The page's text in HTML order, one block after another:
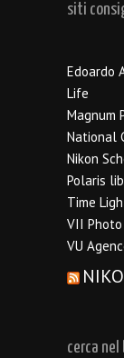
siti
Edoardo
Life
Magnum
National
Nikon
Polaris
Time
VII Photo
VU
cerca nel